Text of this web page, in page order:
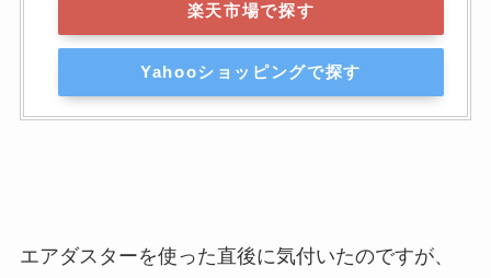
楽天市場で探す
Yahooショッピングで探す
エアダスターを使った直後に気付いたのですが、